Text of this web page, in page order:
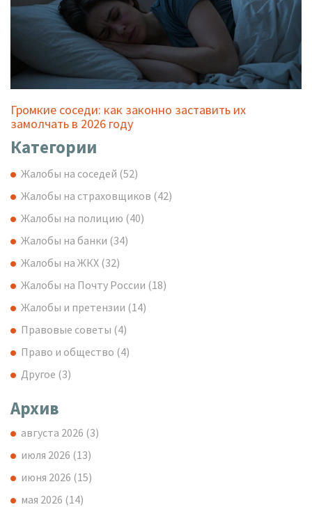
Громкие соседи: как законно заставить их
замолчать в 2026 году
Категории
Жалобы на соседей (52)
Жалобы на страховщиков (42)
Жалобы на полицию (40)
Жалобы на банки (34)
Жалобы на ЖКХ (32)
Жалобы на Почту России (18)
Жалобы и претензии (14)
Правовые советы (4)
Право и общество (4)
Другое (3)
Архив
августа 2026 (3)
июля 2026 (13)
июня 2026 (15)
мая 2026 (14)